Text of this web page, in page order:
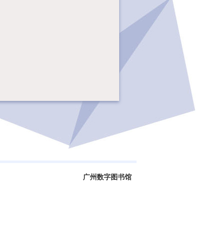
广州数字图书馆